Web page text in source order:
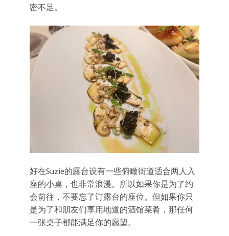
密不足。
好在Suzie的露台设有一些俯瞰街道适合两人入
座的小桌，也非常浪漫。所以如果你是为了约
会前往，不要忘了订露台的座位。但如果你只
是为了和朋友们享用地道的酒馆菜肴，那任何
一张桌子都能满足你的愿望。